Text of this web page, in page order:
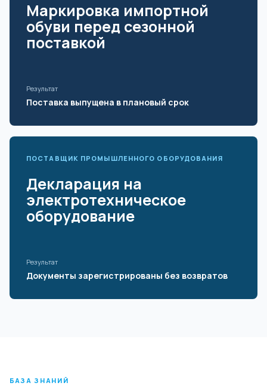
Маркировка импортной
обуви перед сезонной
поставкой
Результат
Поставка выпущена в плановый срок
ПОСТАВЩИК ПРОМЫШЛЕННОГО ОБОРУДОВАНИЯ
Декларация на
электротехническое
оборудование
Результат
Документы зарегистрированы без возвратов
БАЗА ЗНАНИЙ